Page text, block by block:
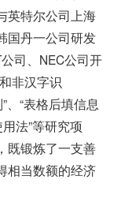
英特尔公司上海
国丹一公司研发
司、NEC公司开
非汉字识
、“表格后填信息
法”等研究项
既锻炼了一支善
相当数额的经济